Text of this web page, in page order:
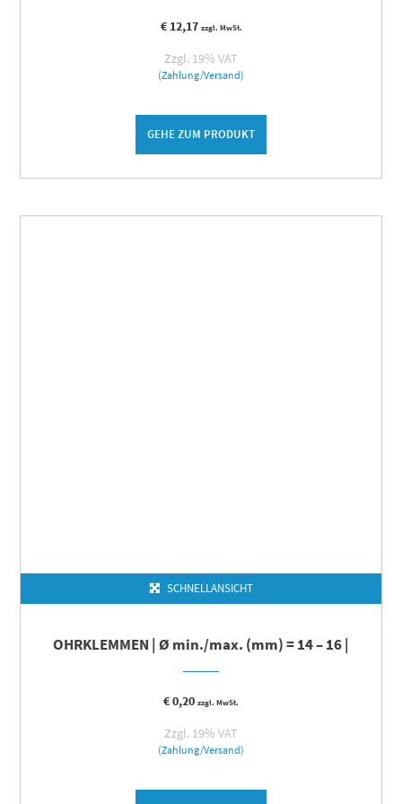
€12,17 zzgl. MwSt.
Zzgl. 19% VAT
(Zahlung/Versand)
GEHE ZUM PRODUKT
SCHNELLANSICHT
OHRKLEMMEN | Ø min./max. (mm) = 14 – 16 |
€0,20 zzgl. MwSt.
Zzgl. 19% VAT
(Zahlung/Versand)